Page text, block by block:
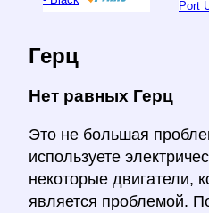
Port
Герц
Нет равных Герц
Это не большая
используете
некоторые двигатели,
является проблемой.